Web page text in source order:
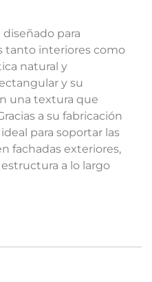
diseñado para
tanto interiores como
natural y
y su
una textura que
a su fabricación
para soportar las
fachadas exteriores,
a lo largo